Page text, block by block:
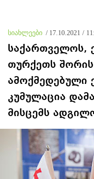
სიახლეები / 17.10.2021 /
საქართველოს,
თურქეთს
ამოქმედებული
კუმულაცია
მისცემს